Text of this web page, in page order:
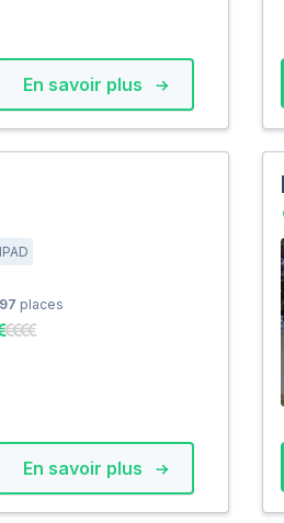
En savoir plus
places
En savoir plus